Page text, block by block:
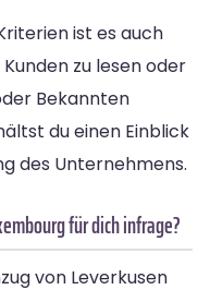
ist es auch
zu lesen oder
Bekannten
du einen Einblick
des Unternehmens.
für dich infrage?
von Leverkusen